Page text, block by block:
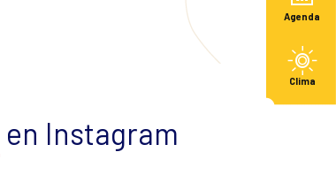
Agenda
Clima
en Instagram